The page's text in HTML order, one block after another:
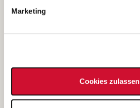
Marketing
Cookies zulassen
Bewerbung als Altenpflegehelfer*in
Bewerbung als Erzieher*in